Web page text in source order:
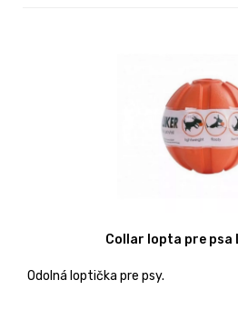
Collar lopta pre psa
Odolná loptička pre psy.